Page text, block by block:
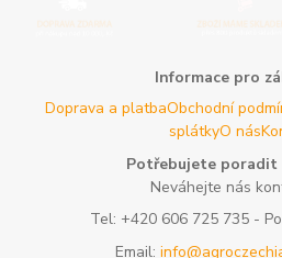
Informace pro
Doprava a platbaObchodní
splátkyO nás
Potřebujete poradit
Neváhejte nás
Tel: +420 606 725 735 -
Email: